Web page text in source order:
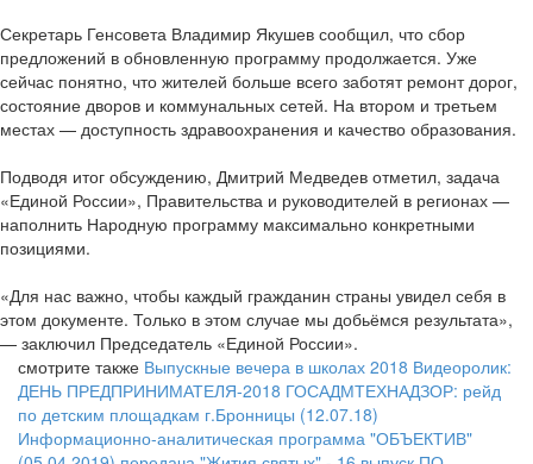
Секретарь Генсовета Владимир Якушев сообщил, что сбор
предложений в обновленную программу продолжается. Уже
сейчас понятно, что жителей больше всего заботят ремонт дорог,
состояние дворов и коммунальных сетей. На втором и третьем
местах — доступность здравоохранения и качество образования.
Подводя итог обсуждению, Дмитрий Медведев отметил, задача
«Единой России», Правительства и руководителей в регионах —
наполнить Народную программу максимально конкретными
позициями.
«Для нас важно, чтобы каждый гражданин страны увидел себя в
этом документе. Только в этом случае мы добьёмся результата»,
— заключил Председатель «Единой России».
смотрите также Выпускные вечера в школах 2018 Видеоролик:
ДЕНЬ ПРЕДПРИНИМАТЕЛЯ-2018 ГОСАДМТЕХНАДЗОР: рейд
по детским площадкам г.Бронницы (12.07.18)
Информационно-аналитическая программа "ОБЪЕКТИВ"